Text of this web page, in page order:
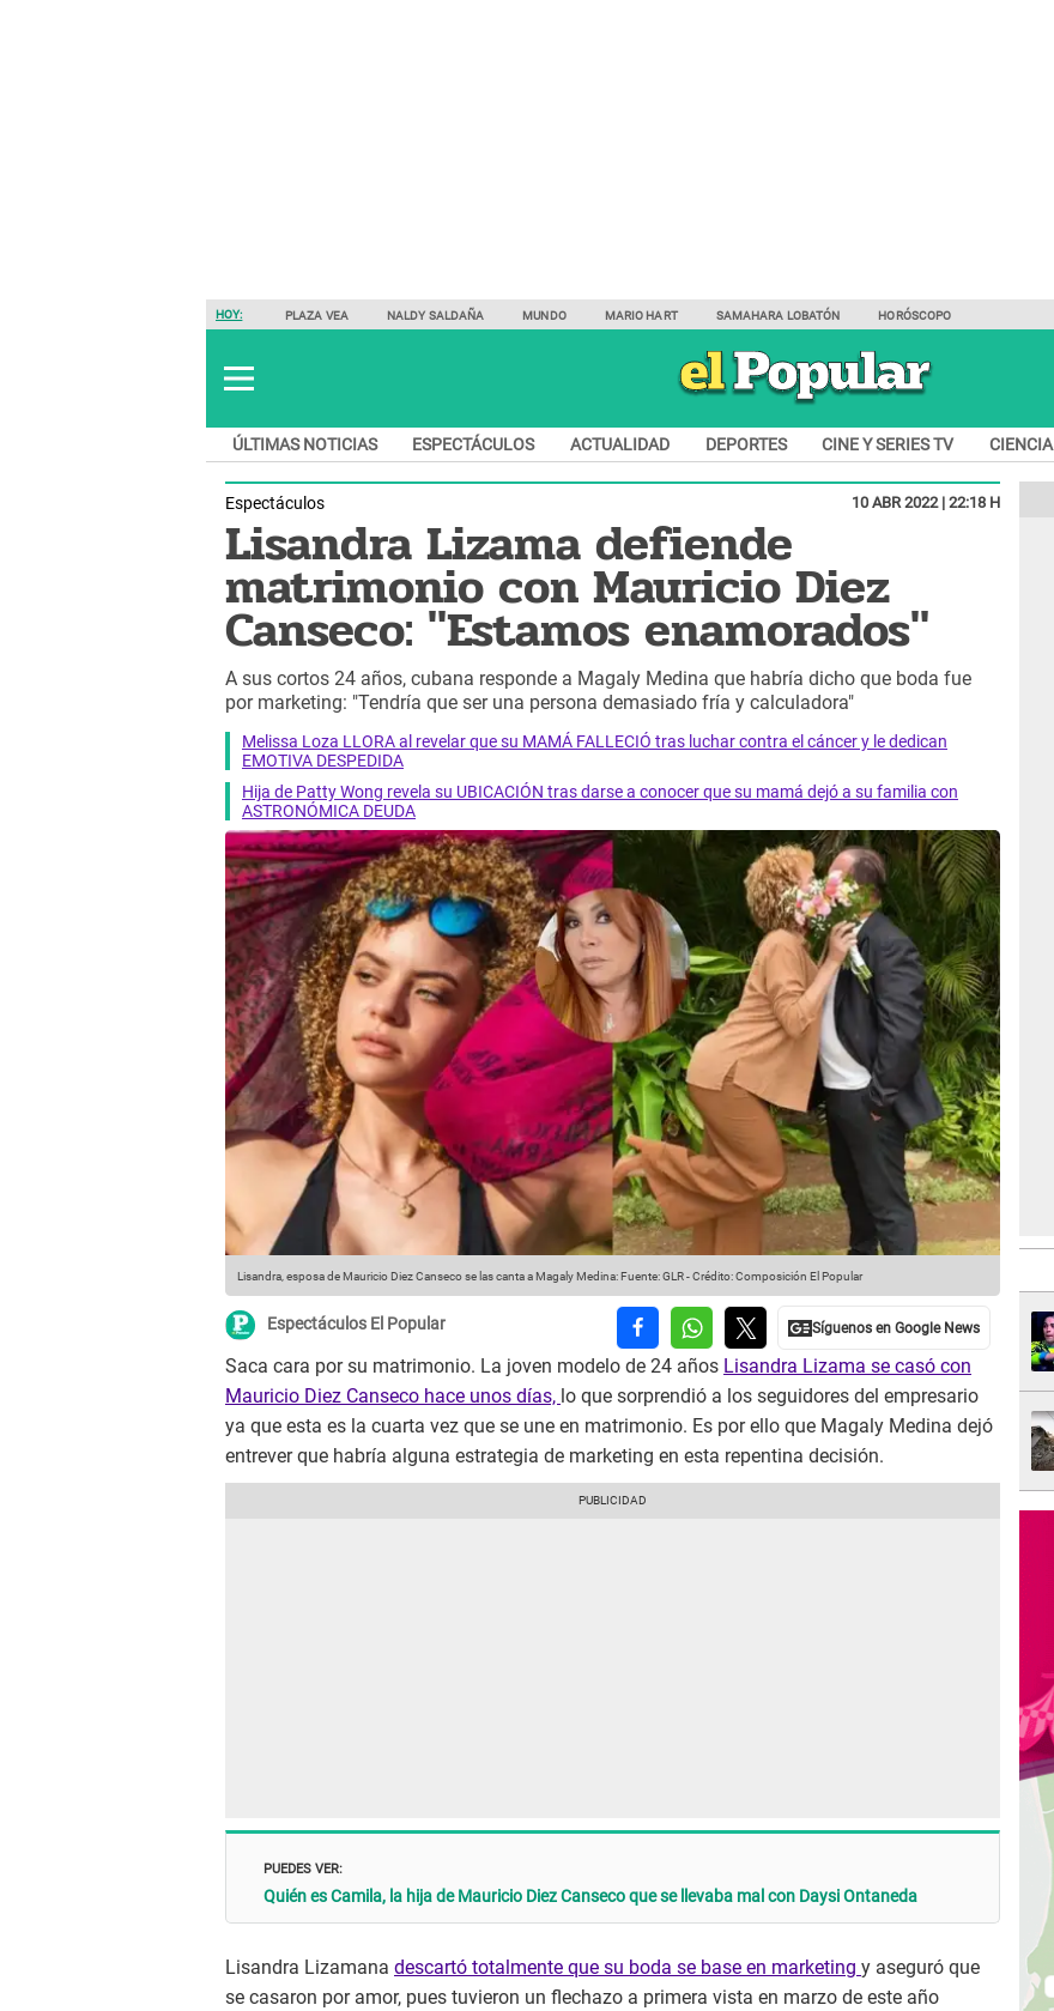
HOY: PLAZA VEA NALDY SALDAÑA MUNDO MARIO HART SAMAHARA LOBATÓN HORÓSCOPO
ÚLTIMAS NOTICIAS ESPECTÁCULOS ACTUALIDAD DEPORTES CINE Y SERIES TV CIENCIA
Espectáculos 10 ABR 2022 | 22:18 H
Lisandra Lizama defiende
matrimonio con Mauricio Diez
Canseco: "Estamos enamorados"
A sus cortos 24 años, cubana responde a Magaly Medina que habría dicho que boda fue
por marketing: "Tendría que ser una persona demasiado fría y calculadora"
Melissa Loza LLORA al revelar que su MAMÁ FALLECIÓ tras luchar contra el cáncer y le dedican
EMOTIVA DESPEDIDA
Hija de Patty Wong revela su UBICACIÓN tras darse a conocer que su mamá dejó a su familia con
ASTRONÓMICA DEUDA
Lisandra, esposa de Mauricio Diez Canseco se las canta a Magaly Medina: Fuente: GLR-Crédito: Composición El Popular
Espectáculos El Popular
Saca cara por su matrimonio. La joven modelo de 24 años Lisandra Lizama se casó con
Mauricio Diez Canseco hace unos días, lo que sorprendió a los seguidores del empresario
ya que esta es la cuarta vez que se une en matrimonio. Es por ello que Magaly Medina dejó
entrever que habría alguna estrategia de marketing en esta repentina decisión.
PUEDES VER:
Quién es Camila, la hija de Mauricio Diez Canseco que se llevaba mal con Daysi Ontaneda
Lisandra Lizamana descartó totalmente que su boda se base en marketing y aseguró que
se casaron por amor, pues tuvieron un flechazo a primera vista en marzo de este año